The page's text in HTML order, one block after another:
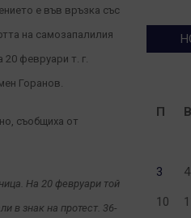
е във връзка със
на самозапалилия
20 февруари т. г.
Горанов.
съобщиха от
На 20 февруари той
в знак на протест. 36-
П
В
3 4
10